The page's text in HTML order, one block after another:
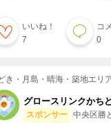
いいね！
7
コ
0
き・月島・晴海・築地エリ
グロースリンクかち
スポンサー 中央区勝